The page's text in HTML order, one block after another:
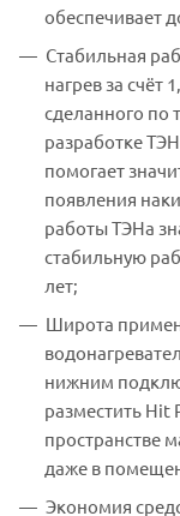
обеспечивает
Стабильная
нагрев за счёт
сделанного по
разработке
помогает
появления
работы ТЭНа
стабильную
лет;
Широта
нижним
разместить Hit
пространстве
даже в
Экономия